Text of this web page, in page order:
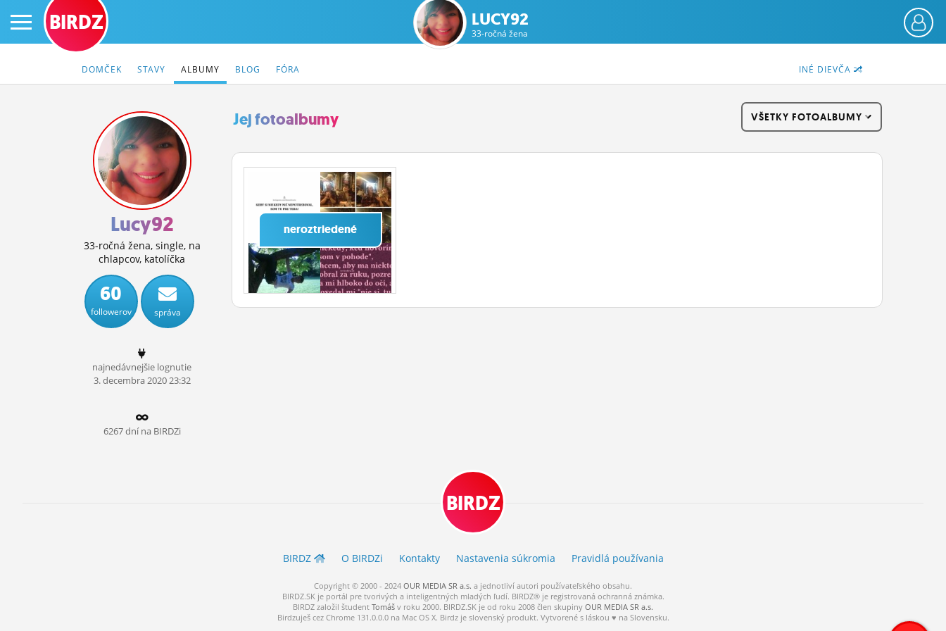
PRIHLÁS SA
ČINŽIAK
STATUSY
BLOGY
OBRÁZKY
ĽUDIA
MÔJ PROFIL
NASTAVENIA
BIRDZ LUCY92
33-ročná žena
INÉ DIEVČA
DOMČEK STAVY ALBUMY BLOG FÓRA
Lucy92
33-ročná žena, single, na
chlapcov, katolíčka
60
followerov správa
najnedávnejšie lognutie
3.decembra2020 23:32
6267 dní na BIRDZi
Jej fotoalbumy VŠETKY FOTOALBUMY
neroztriedené
BIRDZ
BIRDZ O BIRDZi Kontakty Nastavenia súkromia Pravidlá používania
Copyright © 2000 - 2024 OUR MEDIA SR a.s. a jednotliví autori používateľského obsahu.
BIRDZ.SK je portál pre tvorivých a inteligentných mladých ľudí. BIRDZ® je registrovaná ochranná známka.
BIRDZ založil študent Tomáš v roku 2000. BIRDZ.SK je od roku 2008 člen skupiny OUR MEDIA SR a.s.
Birdzuješ cez Chrome 131.0.0.0 na Mac OS X. Birdz je slovenský produkt. Vytvorené s láskou ♥ na Slovensku.